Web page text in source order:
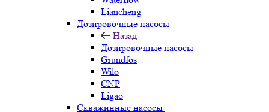
Liancheng
Дозировочные насосы
Назад
Дозировочные насосы
Grundfos
Wilo
CNP
Ligao
Скважинные насосы